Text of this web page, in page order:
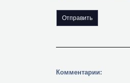
Комментарии: